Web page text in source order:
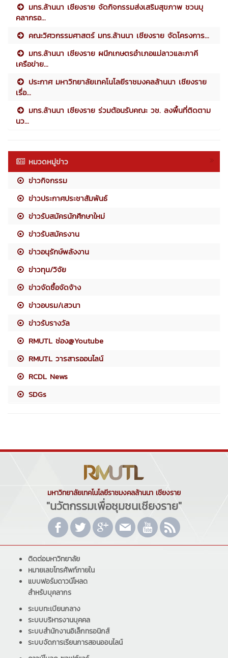
มทร.ล้านนา เชียงราย จัดกิจกรรมส่งเสริมสุขภาพ ชวนบุ
คลากรอ...
คณะวิศวกรรมศาสตร์ มทร.ล้านนา เชียงราย จัดโครงการ...
มทร.ล้านนา เชียงราย ผนึกเกษตรอำเภอแม่ลาวและภาคี
เครือข่าย...
ประกาศ มหาวิทยาลัยเทคโนโลยีราชมงคลล้านนา เชียงราย
เรื่อ...
มทร.ล้านนา เชียงราย ร่วมต้อนรับคณะ วช. ลงพื้นที่ติดตาม
นว...
หมวดหมู่ข่าว
ข่าวกิจกรรม
ข่าวประกาศประชาสัมพันธ์
ข่าวรับสมัครนักศึกษาใหม่
ข่าวรับสมัครงาน
ข่าวอนุรักษ์พลังงาน
ข่าวทุน/วิจัย
ข่าวจัดซื้อจัดจ้าง
ข่าวอบรม/เสวนา
ข่าวรับรางวัล
RMUTL ช่อง@Youtube
RMUTL วารสารออนไลน์
RCDL News
SDGs
มหาวิทยาลัยเทคโนโลยีราชมงคลล้านนา เชียงราย
"นวัตกรรมเพื่อชุมชนเชียงราย"
ติดต่อมหาวิทยาลัย
หมายเลขโทรศัพท์ภายใน
แบบฟอร์มดาวน์โหลด
สำหรับบุคลากร
ระบบทะเบียนกลาง
ระบบบริหารงานบุคคล
ระบบสำนักงานอิเล็กทรอนิกส์
ระบบจัดการเรียนการสอนออนไลน์